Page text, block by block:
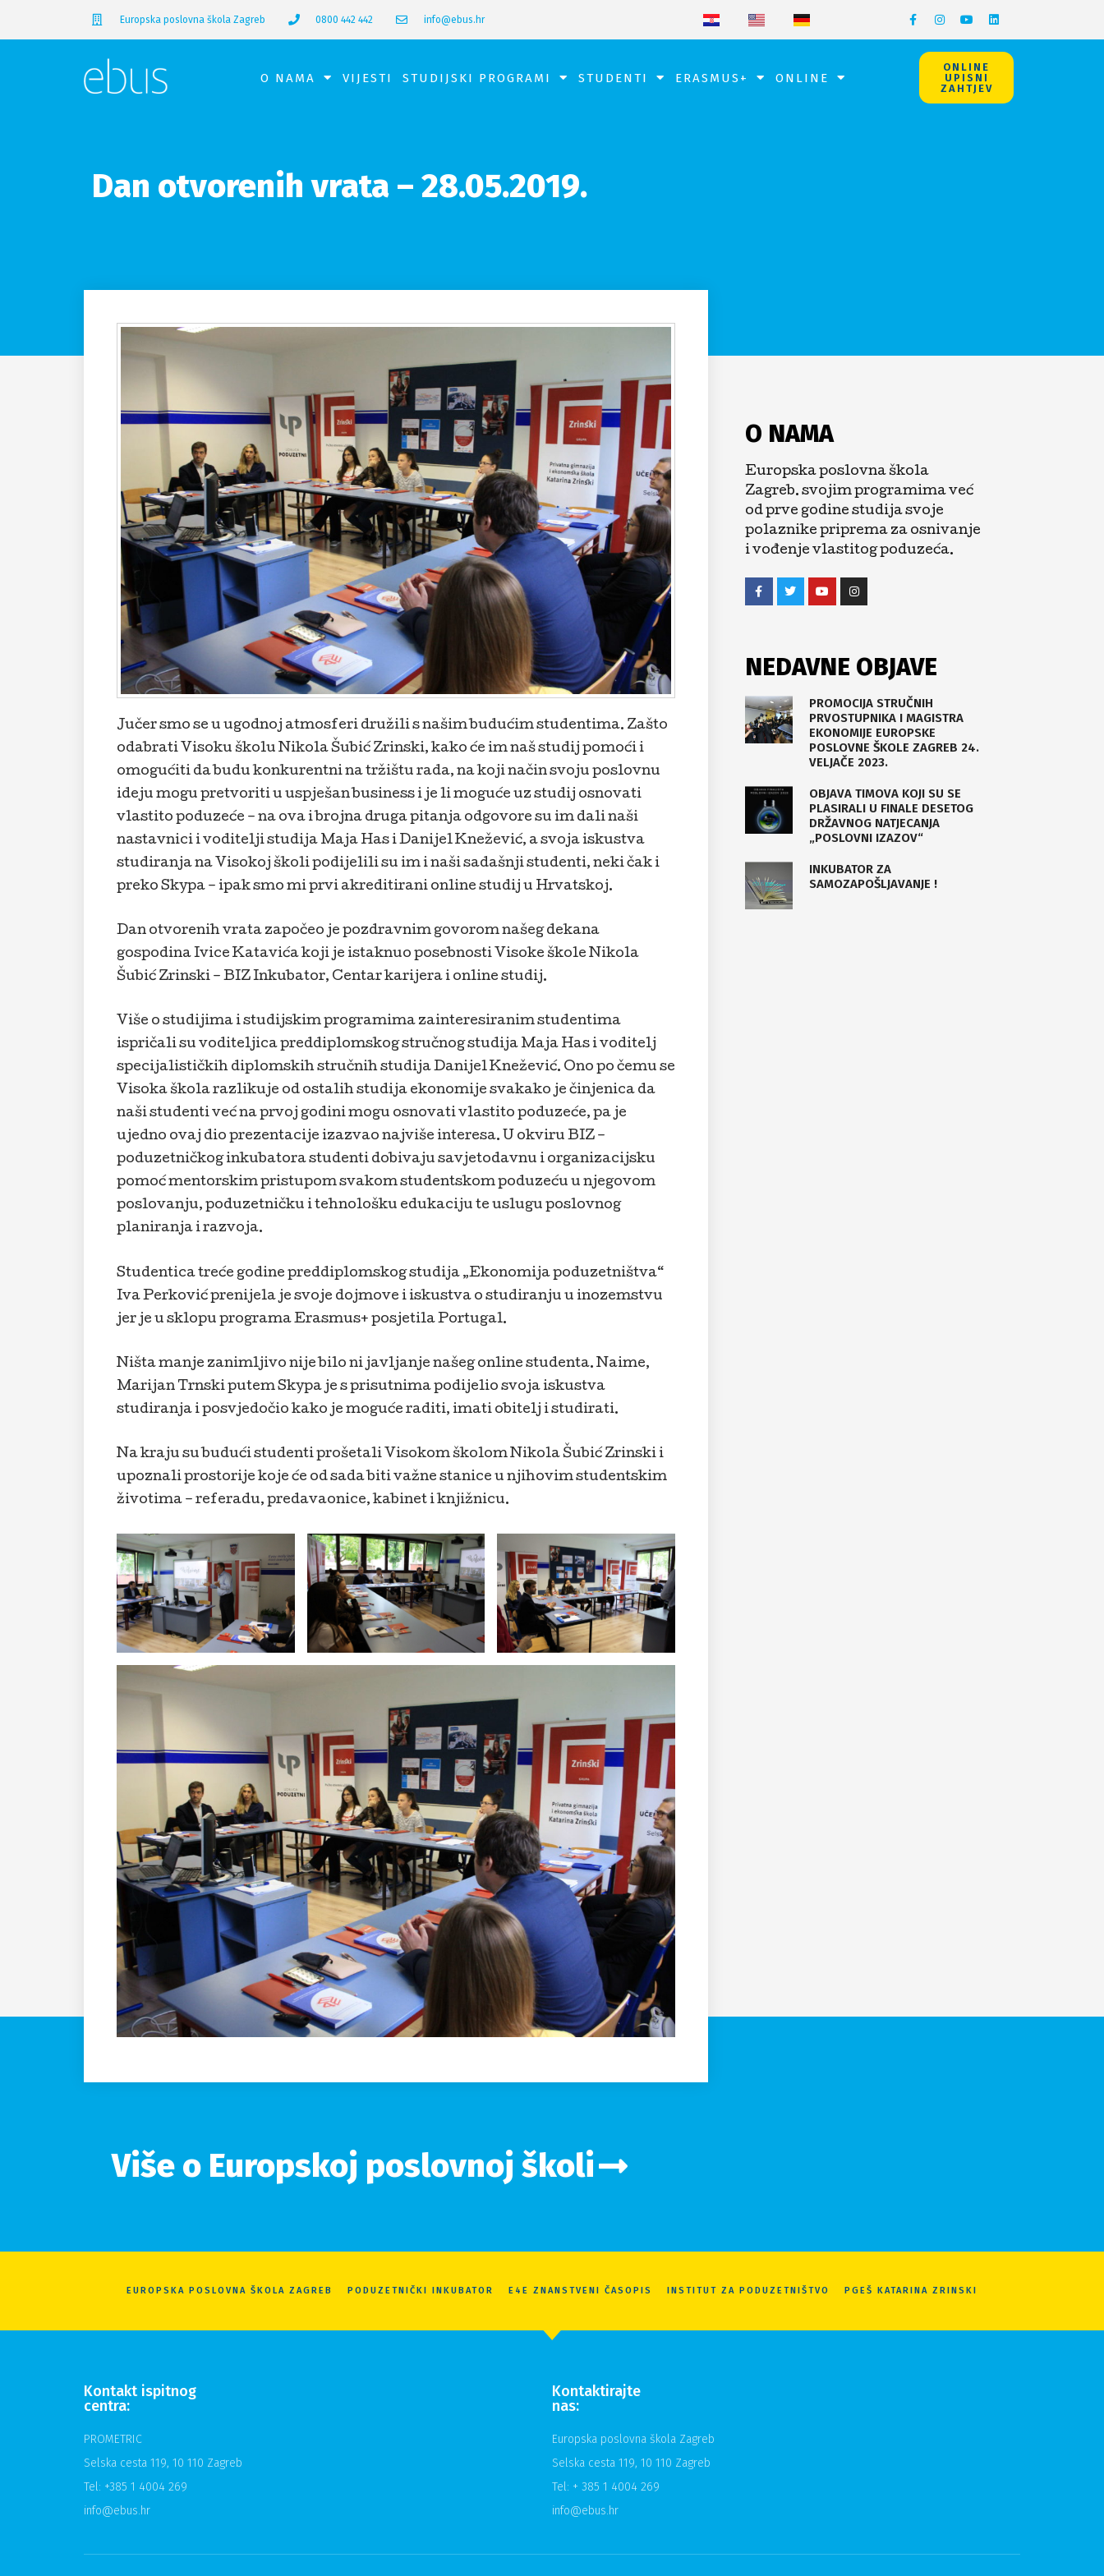
Europska poslovna škola Zagreb 0800 442 442 info@ebus.hr
O NAMA VIJESTI STUDIJSKI PROGRAMI STUDENTI ERASMUS+ ONLINE
ONLINE
UPISNI
ZAHTJEV
Dan otvorenih vrata – 28.05.2019.
Jučer smo se u ugodnoj atmosferi družili s našim budućim studentima. Zašto
odabrati Visoku školu Nikola Šubić Zrinski, kako će im naš studij pomoći i
omogućiti da budu konkurentni na tržištu rada, na koji način svoju poslovnu
ideju mogu pretvoriti u uspješan business i je li moguće uz studij osnovati
vlastito poduzeće – na ova i brojna druga pitanja odgovore su im dali naši
nastavnici i voditelji studija Maja Has i Danijel Knežević, a svoja iskustva
studiranja na Visokoj školi podijelili su im i naši sadašnji studenti, neki čak i
preko Skypa – ipak smo mi prvi akreditirani online studij u Hrvatskoj.
Dan otvorenih vrata započeo je pozdravnim govorom našeg dekana
gospodina Ivice Katavića koji je istaknuo posebnosti Visoke škole Nikola
Šubić Zrinski – BIZ Inkubator, Centar karijera i online studij.
Više o studijima i studijskim programima zainteresiranim studentima
ispričali su voditeljica preddiplomskog stručnog studija Maja Has i voditelj
specijalističkih diplomskih stručnih studija Danijel Knežević. Ono po čemu se
Visoka škola razlikuje od ostalih studija ekonomije svakako je činjenica da
naši studenti već na prvoj godini mogu osnovati vlastito poduzeće, pa je
ujedno ovaj dio prezentacije izazvao najviše interesa. U okviru BIZ –
poduzetničkog inkubatora studenti dobivaju savjetodavnu i organizacijsku
pomoć mentorskim pristupom svakom studentskom poduzeću u njegovom
poslovanju, poduzetničku i tehnološku edukaciju te uslugu poslovnog
planiranja i razvoja.
Studentica treće godine preddiplomskog studija „Ekonomija poduzetništva“
Iva Perković prenijela je svoje dojmove i iskustva o studiranju u inozemstvu
jer je u sklopu programa Erasmus+ posjetila Portugal.
Ništa manje zanimljivo nije bilo ni javljanje našeg online studenta. Naime,
Marijan Trnski putem Skypa je s prisutnima podijelio svoja iskustva
studiranja i posvjedočio kako je moguće raditi, imati obitelj i studirati.
Na kraju su budući studenti prošetali Visokom školom Nikola Šubić Zrinski i
upoznali prostorije koje će od sada biti važne stanice u njihovim studentskim
životima – referadu, predavaonice, kabinet i knjižnicu.
O NAMA
Europska poslovna škola
Zagreb. svojim programima već
od prve godine studija svoje
polaznike priprema za osnivanje
i vođenje vlastitog poduzeća.
NEDAVNE OBJAVE
PROMOCIJA STRUČNIH
PRVOSTUPNIKA I MAGISTRA
EKONOMIJE EUROPSKE
POSLOVNE ŠKOLE ZAGREB 24.
VELJAČE 2023.
OBJAVA TIMOVA KOJI SU SE
PLASIRALI U FINALE DESETOG
DRŽAVNOG NATJECANJA
„POSLOVNI IZAZOV“
INKUBATOR ZA
SAMOZAPOŠLJAVANJE !
Više o Europskoj poslovnoj školi
EUROPSKA POSLOVNA ŠKOLA ZAGREB PODUZETNIČKI INKUBATOR E4E ZNANSTVENI ČASOPIS INSTITUT ZA PODUZETNIŠTVO PGEŠ KATARINA ZRINSKI
Kontakt ispitnog
centra:
PROMETRIC
Selska cesta 119, 10 110 Zagreb
Tel: +385 1 4004 269
info@ebus.hr
Kontaktirajte
nas:
Europska poslovna škola Zagreb
Selska cesta 119, 10 110 Zagreb
Tel: + 385 1 4004 269
info@ebus.hr